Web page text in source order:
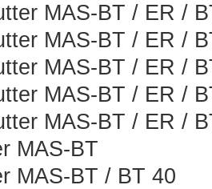
MAS-BT / ER /
MAS-BT / ER /
MAS-BT / ER /
MAS-BT / ER /
MAS-BT / ER /
MAS-BT
MAS-BT / BT 40